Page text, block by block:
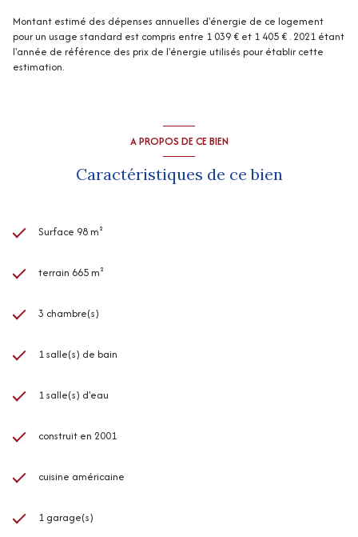
Montant estimé des dépenses annuelles d'énergie de ce logement
pour un usage standard est compris entre 1 039 € et 1 405 € . 2021 étant
l'année de référence des prix de l'énergie utilisés pour établir cette
estimation.
A PROPOS DE CE BIEN
Caractéristiques de ce bien
Surface 98 m²
terrain 665 m²
3 chambre(s)
1 salle(s) de bain
1 salle(s) d'eau
construit en 2001
cuisine américaine
1 garage(s)